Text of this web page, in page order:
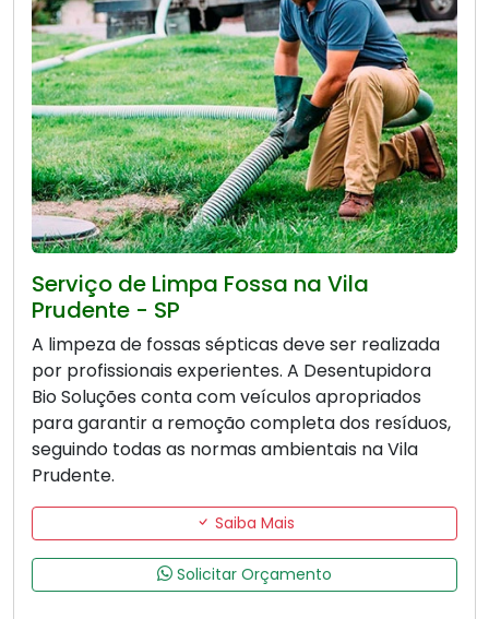
Serviço de Limpa Fossa na Vila
Prudente - SP
A limpeza de fossas sépticas deve ser realizada
por profissionais experientes. A Desentupidora
Bio Soluções conta com veículos apropriados
para garantir a remoção completa dos resíduos,
seguindo todas as normas ambientais na Vila
Prudente.
Saiba Mais
Solicitar Orçamento